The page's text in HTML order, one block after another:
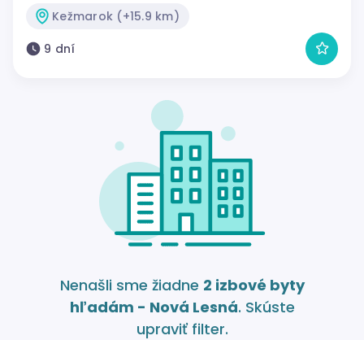
Kežmarok (+15.9 km)
9 dní
Nenašli sme žiadne 2 izbové byty
hľadám - Nová Lesná. Skúste
upraviť filter.